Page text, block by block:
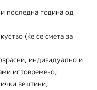
последна година од
(ќе се смета за
индивидуално и
истовремено;
вештини;